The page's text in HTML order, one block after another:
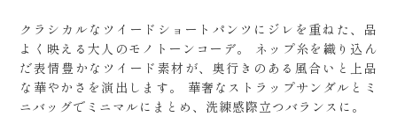
クラシカルなツイードショートパンツにジレを重ねた、品
よく映える大人のモノトーンコーデ。
ネップ糸を織り込ん
だ表情豊かなツイード素材が、奥行きのある風合いと上品
な華やかさを演出します。
華奢なストラップサンダルとミ
ニバッグでミニマルにまとめ、洗練感際立つバランスに。